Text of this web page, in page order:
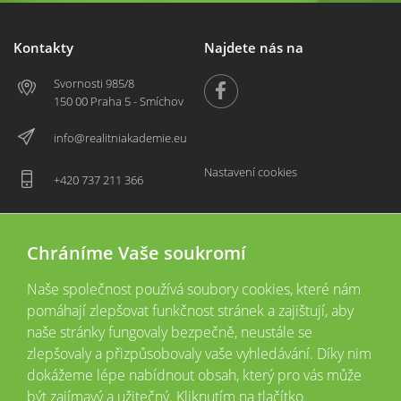
Kontakty
Svornosti 985/8
150 00 Praha 5 - Smíchov
info@realitniakademie.eu
+420 737 211 366
Najdete nás na
Nastavení cookies
2026 © CopyrightVšechna práva vyhrazena
Tyto webové stránky jsou provozovány společností Realitní akademie České
Chráníme Vaše soukromí
Naše společnost používá soubory cookies, které nám
pomáhají zlepšovat funkčnost stránek a zajištují, aby
naše stránky fungovaly bezpečně, neustále se
zlepšovaly a přizpůsobovaly vaše vyhledávání. Díky nim
dokážeme lépe nabídnout obsah, který pro vás může
být zajímavý a užitečný. Kliknutím na tlačítko